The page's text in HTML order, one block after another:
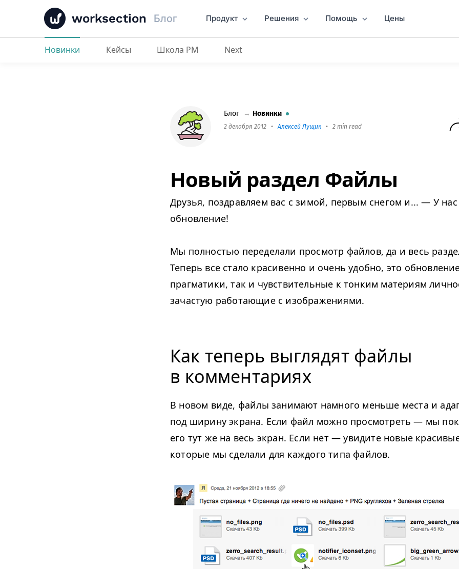
worksection Блог Продукт Решения Помощь Цены
Новый раздел Файлы
Новинки Кейсы Школа PM Next
Блог → Новинки
2 декабря 2012 •Алексей Лущик • 2 min read
Новый раздел Файлы
Друзья, поздравляем вас с зимой, первым снегом и... — У
обновление!
Мы полностью переделали просмотр файлов, да и весь
Теперь все стало красивенно и очень удобно, это
прагматики, так и чувствительные к тонким материям
зачастую работающие с изображениями.
Как теперь выглядят файлы
в комментариях
В новом виде, файлы занимают намного меньше места и
под ширину экрана. Если файл можно просмотреть — мы
его тут же на весь экран. Если нет — увидите новые
которые мы сделали для каждого типа файлов.